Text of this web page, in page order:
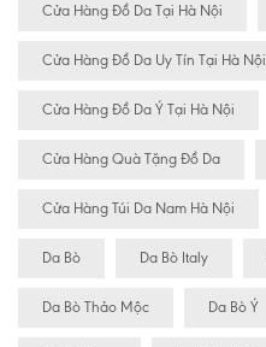
Cửa Hàng Đồ Da Tại Hà Nội
Cửa Hàng Đồ Da Uy Tín Tại Hà Nội
Cửa Hàng Đồ Da Ý Tại Hà Nội
Cửa Hàng Quà Tặng Đồ Da
Cửa Hàng Túi Da Nam Hà Nội
Da Bò Da Bò Italy
Da Bò Thảo Mộc Da Bò Ý